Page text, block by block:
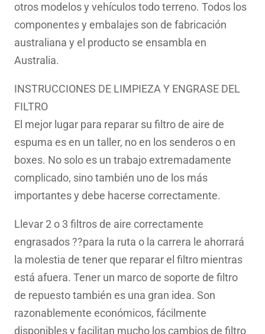
otros modelos y vehículos todo terreno. Todos los
componentes y embalajes son de fabricación
australiana y el producto se ensambla en
Australia.
INSTRUCCIONES DE LIMPIEZA Y ENGRASE DEL
FILTRO
El mejor lugar para reparar su filtro de aire de
espuma es en un taller, no en los senderos o en
boxes. No solo es un trabajo extremadamente
complicado, sino también uno de los más
importantes y debe hacerse correctamente.
Llevar 2 o 3 filtros de aire correctamente
engrasados ??para la ruta o la carrera le ahorrará
la molestia de tener que reparar el filtro mientras
está afuera. Tener un marco de soporte de filtro
de repuesto también es una gran idea. Son
razonablemente económicos, fácilmente
disponibles y facilitan mucho los cambios de filtro